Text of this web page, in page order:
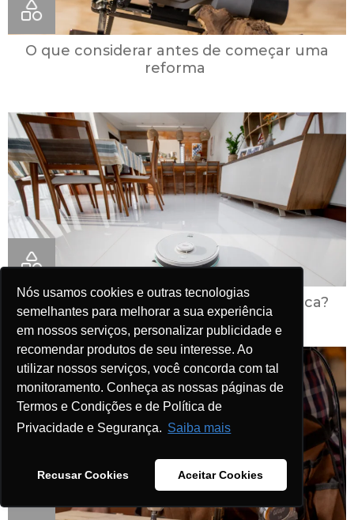
Nós usamos cookies e outras tecnologias
semelhantes para melhorar a sua experiência
em nossos serviços, personalizar publicidade e
recomendar produtos de seu interesse. Ao
utilizar nossos serviços, você concorda com tal
monitoramento. Conheça as nossas páginas de
Termos e Condições e de Política de
Privacidade e Segurança. Saiba mais
Recusar Cookies Aceitar Cookies
O que considerar antes de começar uma
reforma
O que é uma casa inteligente na prática?